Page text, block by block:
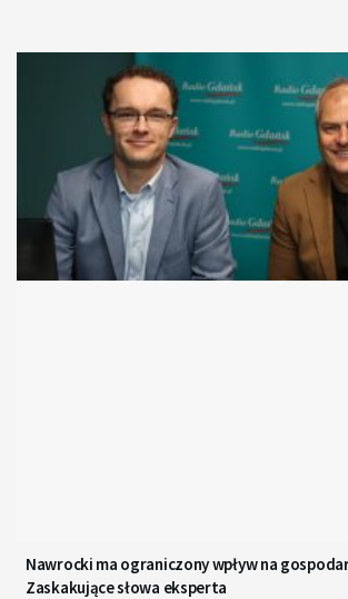
Nawrocki ma ograniczony wpływ na
Zaskakujące słowa eksperta